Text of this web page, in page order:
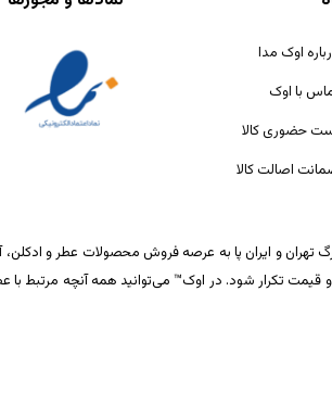
اوک مدا
با اوک
حضوری کالا
اصالت کالا
تهران و ایران پا به عرصه فروش محصولات عطر و ادکلن،
تکرار شود. در اوک™ می‌توانید همه آنچه مرتبط با